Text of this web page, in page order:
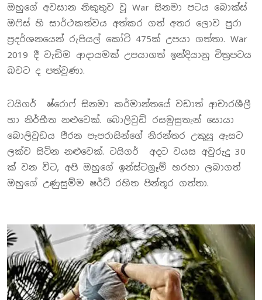
ඔහුගේ අවසාන නිකුතුව වූ War සිනමා පටය බොක්ස්
ඔෆිස් හි සාර්ථකත්වය අත්කර ගත් අතර ලොව පුරා
ප‍්‍රදර්ශනයෙන් රුපියල් කෝටි 475ක් උපයා ගත්තා. War
2019 දී වැඩිම ආදායමක් උපයාගත් ඉන්දියානු චිත්‍රපටය
බවට ද පත්වුණා.
ටයිගර් ෂ්රොෆ් සිනමා කර්මාන්තයේ වඩාත් ආචාරශීලී
හා නිර්භීත නළුවෙක්. බොලිවුඩ් රසමුසුතැන් සොයා
බොලිවුඩය පීරන පැපරාසින්ගේ නිරන්තර උකුසු ඇසට
ලක්ව සිටින නළුවෙක්. ටයිගර් අදට වයස අවුරුදු 30
ක් වන විට, අපි ඔහුගේ ඉන්ස්ටග්‍රෑම් හරහා ලබාගත්
ඔහුගේ උණුසුම්ම ෂර්ට් රහිත පින්තූර ගත්තා.